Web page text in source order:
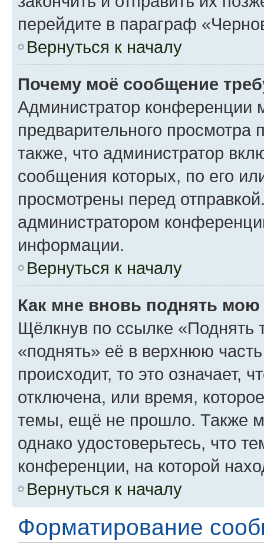
перейдите в параграф
Вернуться к началу
Почему моё сообщение
Администратор конференции
предварительного
также, что администратор
сообщения которых, по его
просмотрены перед
администратором
информации.
Вернуться к началу
Как мне вновь поднять мою
Щёлкнув по ссылке «Поднять
«поднять» её в верхнюю
происходит, то это означает,
отключена, или время,
темы, ещё не прошло. Также
однако удостоверьтесь, что
конференции, на которой
Вернуться к началу
Форматирование